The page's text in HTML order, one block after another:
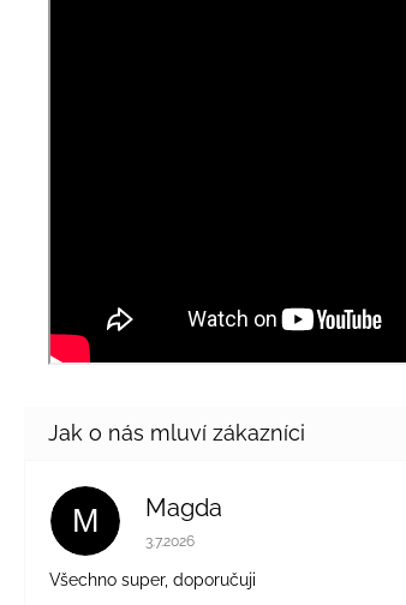
M Magda
Hodnocení obchodu je 5 z 5
3.7.2026
Všechno super, doporučuji